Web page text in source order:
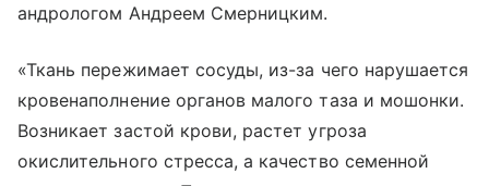
андрологом Андреем Смерницким.
«Ткань пережимает сосуды, из-за чего нарушается
кровенаполнение органов малого таза и мошонки.
Возникает застой крови, растет угроза
окислительного стресса, а качество семенной